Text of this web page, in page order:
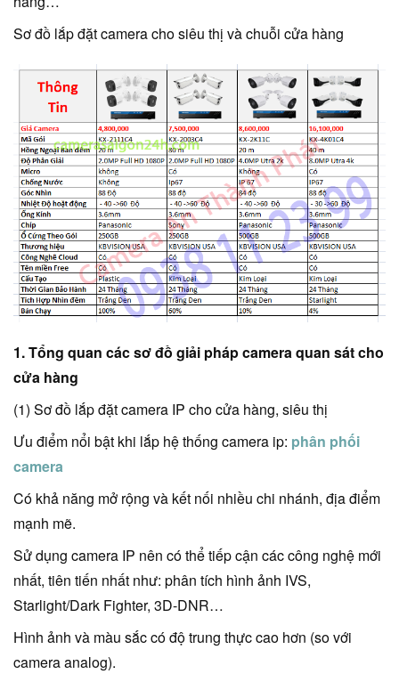
Sơ đồ lắp đặt camera cho siêu thị và chuỗi cửa hàng
1. Tổng quan các sơ đồ giải pháp camera quan sát cho
cửa hàng
(1) Sơ đồ lắp đặt camera IP cho cửa hàng, siêu thị
Ưu điểm nổi bật khi lắp hệ thống camera ip: phân phối
camera
Có khả năng mở rộng và kết nối nhiều chi nhánh, địa điểm
mạnh mẽ.
Sử dụng camera IP nên có thể tiếp cận các công nghệ mới
nhất, tiên tiến nhất như: phân tích hình ảnh IVS,
Starlight/Dark Fighter, 3D-DNR…
Hình ảnh và màu sắc có độ trung thực cao hơn (so với
camera analog).